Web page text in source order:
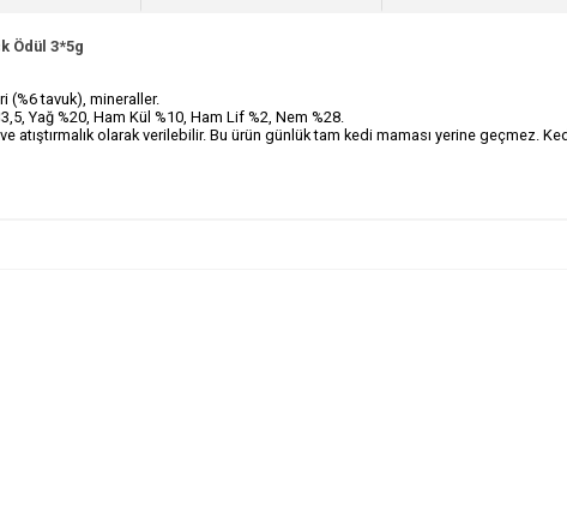
Ödül 3*5g
(%6 tavuk), mineraller.
Yağ %20, Ham Kül %10, Ham Lif %2, Nem %28.
atıştırmalık olarak verilebilir. Bu ürün günlük tam kedi maması yerine